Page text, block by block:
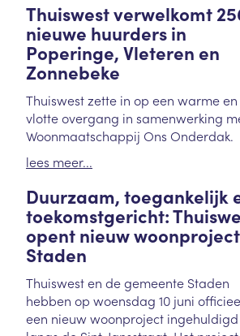
Thuiswest verwelkomt
nieuwe huurders in
Poperinge, Vleteren en
Zonnebeke
Thuiswest zette in op een warme en
vlotte overgang in samenwerking
Woonmaatschappij Ons Onderdak.
lees meer...
Duurzaam, toegankelijk
toekomstgericht:
opent nieuw
Staden
Thuiswest en de gemeente Staden
hebben op woensdag 10 juni
een nieuw woonproject ingehuldigd